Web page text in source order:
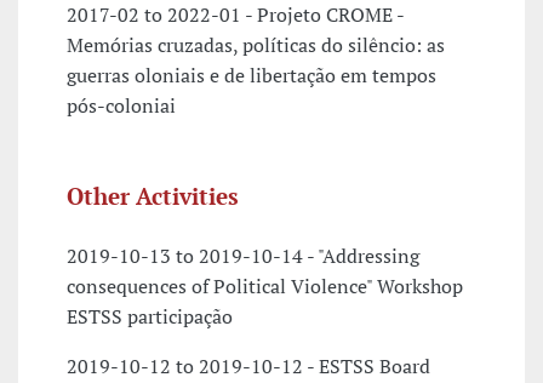
2017-02 to 2022-01 - Projeto CROME -
Memórias cruzadas, políticas do silêncio: as
guerras oloniais e de libertação em tempos
pós-coloniai
Other Activities
2019-10-13 to 2019-10-14 - "Addressing
consequences of Political Violence" Workshop
ESTSS participação
2019-10-12 to 2019-10-12 - ESTSS Board